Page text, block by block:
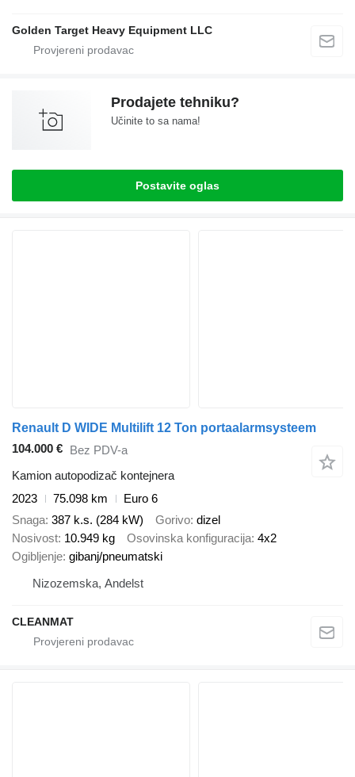
Golden Target Heavy Equipment LLC
Prodajete tehniku?
Učinite to sa nama!
Postavite oglas
Renault D WIDE Multilift 12 Ton portaalarmsysteem
104.000 € Bez PDV-a
Kamion autopodizač kontejnera
2023
75.098 km
Euro 6
Snaga 387 k.s. (284 kW) Gorivo dizel
Nosivost 10.949 kg Osovinska konfiguracija 4x2
Ogibljenje gibanj/pneumatski
Nizozemska, Andelst
CLEANMAT